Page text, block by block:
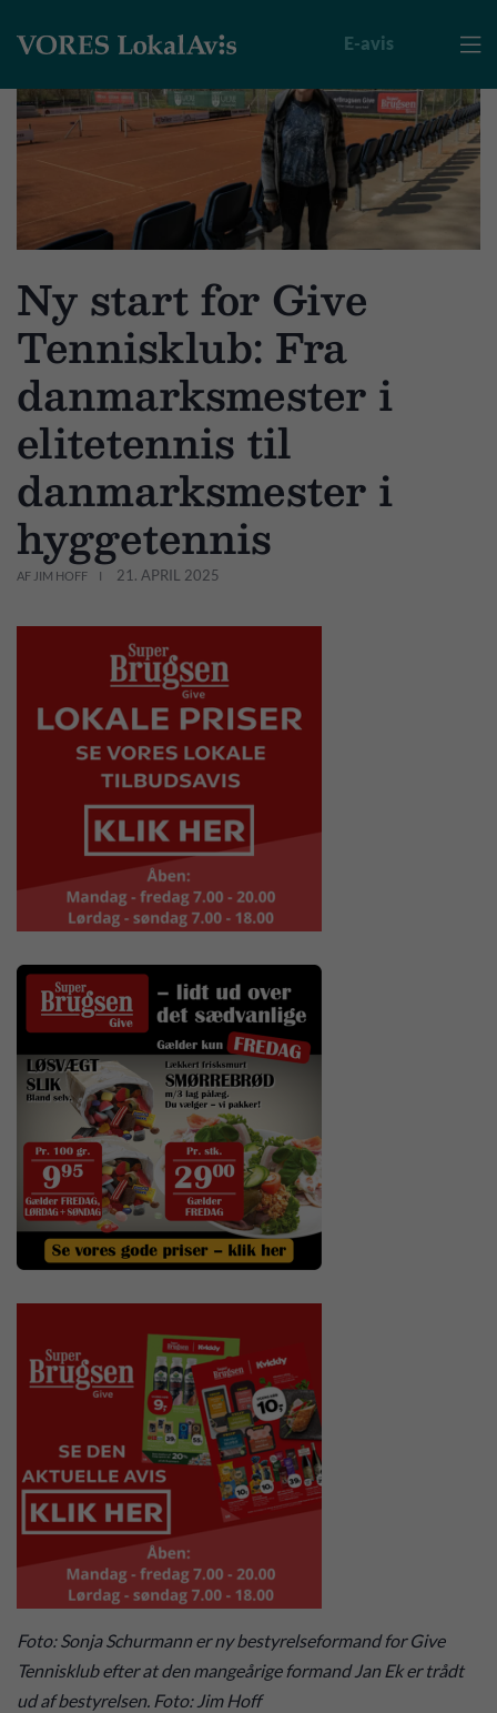

E-avis
Ny start for Give
Tennisklub: Fra
danmarksmester i
elitetennis til
danmarksmester i
hyggetennis
AF JIM HOFF 21. APRIL 2025
Foto: Sonja Schurmann er ny bestyrelseformand for Give
Tennisklub efter at den mangeårige formand Jan Ek er trådt
ud af bestyrelsen. Foto: Jim Hoff